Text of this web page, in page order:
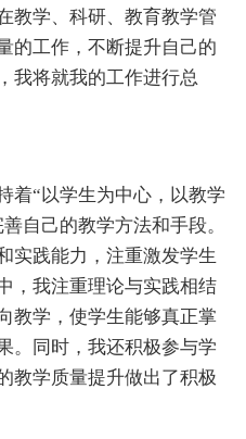
教学、科研、教育教学管
的工作，不断提升自己的
我将就我的工作进行总
“以学生为中心，以教学
自己的教学方法和手段。
实践能力，注重激发学生
，我注重理论与实践相结
教学，使学生能够真正掌
。同时，我还积极参与学
教学质量提升做出了积极